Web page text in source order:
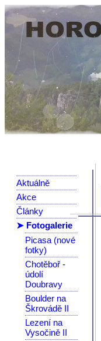
Aktuálně
Akce
Články
➤ Fotogalerie
Picasa (nové
fotky)
Chotěboř -
údolí
Doubravy
Boulder na
Škrovádě II
Lezení na
Vysočině II